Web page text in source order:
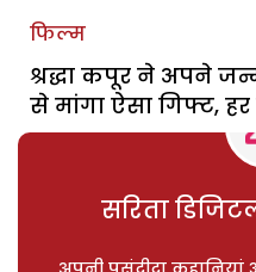
फिल्म
श्रद्धा कपूर ने अपने
से मांगा ऐसा गिफ्ट, हर
सरिता